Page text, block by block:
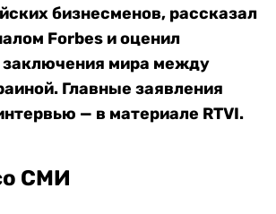
бизнесменов, рассказал
Forbes и оценил
заключения мира между
Главные заявления
— в материале RTVI.
СМИ